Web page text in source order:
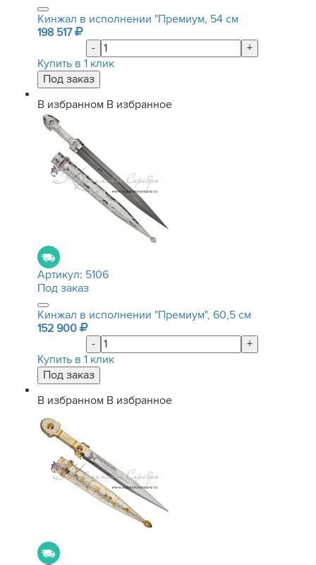
Кинжал в исполнении "Премиум, 54 см
198 517
-
+
Купить в 1 клик
В избранном В избранное
Артикул: 5106
Под заказ
Кинжал в исполнении "Премиум", 60,5 см
152 900
-
+
Купить в 1 клик
В избранном В избранное